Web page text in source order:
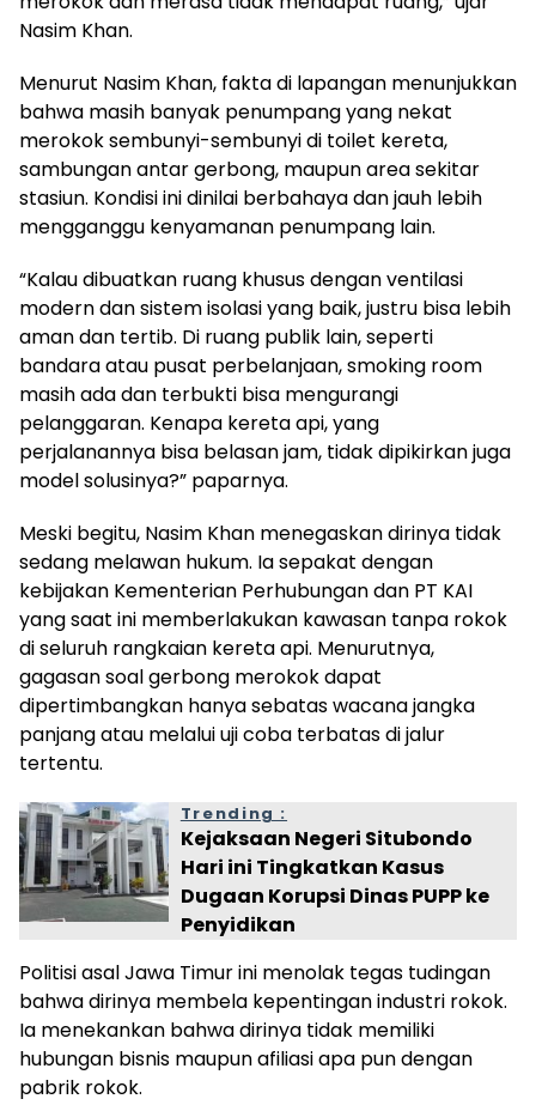
Nasim Khan.
Menurut Nasim Khan, fakta di lapangan menunjukkan
bahwa masih banyak penumpang yang nekat
merokok sembunyi-sembunyi di toilet kereta,
sambungan antar gerbong, maupun area sekitar
stasiun. Kondisi ini dinilai berbahaya dan jauh lebih
mengganggu kenyamanan penumpang lain.
“Kalau dibuatkan ruang khusus dengan ventilasi
modern dan sistem isolasi yang baik, justru bisa lebih
aman dan tertib. Di ruang publik lain, seperti
bandara atau pusat perbelanjaan, smoking room
masih ada dan terbukti bisa mengurangi
pelanggaran. Kenapa kereta api, yang
perjalanannya bisa belasan jam, tidak dipikirkan juga
model solusinya?” paparnya.
Meski begitu, Nasim Khan menegaskan dirinya tidak
sedang melawan hukum. Ia sepakat dengan
kebijakan Kementerian Perhubungan dan PT KAI
yang saat ini memberlakukan kawasan tanpa rokok
di seluruh rangkaian kereta api. Menurutnya,
gagasan soal gerbong merokok dapat
dipertimbangkan hanya sebatas wacana jangka
panjang atau melalui uji coba terbatas di jalur
tertentu.
Trending :
Kejaksaan Negeri Situbondo
Hari ini Tingkatkan Kasus
Dugaan Korupsi Dinas PUPP ke
Penyidikan
Politisi asal Jawa Timur ini menolak tegas tudingan
bahwa dirinya membela kepentingan industri rokok.
Ia menekankan bahwa dirinya tidak memiliki
hubungan bisnis maupun afiliasi apa pun dengan
pabrik rokok.